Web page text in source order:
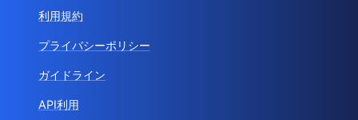
利用規約
プライバシーポリシー
ガイドライン
API利用